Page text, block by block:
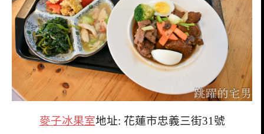
麥子冰果室地址: 花蓮市忠義三街31號